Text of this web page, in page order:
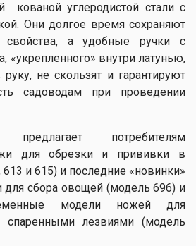
кованой углеродистой стали с
Они долгое время сохраняют
а удобные ручки с
«укрепленного» внутри латунью,
не скользят и гарантируют
садоводам при проведении
потребителям
для обрезки и прививки в
и 615) и последние «новинки»
сбора овощей (модель 696) и
модели ножей для
спаренными лезвиями (модель